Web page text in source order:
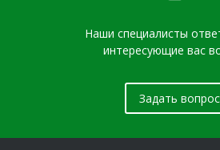
Наши специалисты
интересующие вас
Задать вопрос